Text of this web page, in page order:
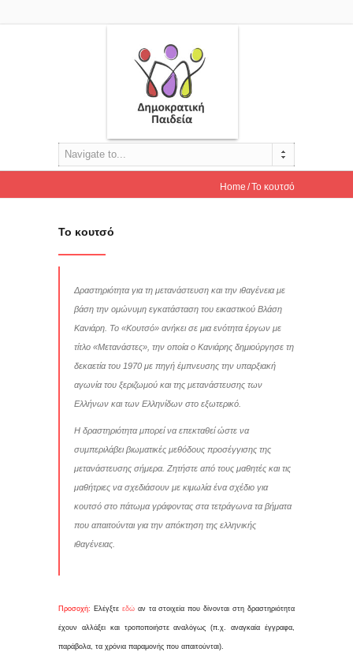
Navigate to...
Home Το κουτσό
Το κουτσό
Δραστηριότητα για τη μετανάστευση και την ιθαγένεια με
βάση την ομώνυμη εγκατάσταση του εικαστικού Βλάση
Κανιάρη. Το «Κουτσό» ανήκει σε μια ενότητα έργων με
τίτλο «Μετανάστες», την οποία ο Κανιάρης δημιούργησε τη
δεκαετία του 1970 με πηγή έμπνευσης την υπαρξιακή
αγωνία του ξεριζωμού και της μετανάστευσης των
Ελλήνων και των Ελληνίδων στο εξωτερικό.
Η δραστηριότητα μπορεί να επεκταθεί ώστε να
συμπεριλάβει βιωματικές μεθόδους προσέγγισης της
μετανάστευσης σήμερα. Ζητήστε από τους μαθητές και τις
μαθήτριες να σχεδιάσουν με κιμωλία ένα σχέδιο για
κουτσό στο πάτωμα γράφοντας στα τετράγωνα τα βήματα
που απαιτούνται για την απόκτηση της ελληνικής
ιθαγένειας.
Προσοχή: Ελέγξτε εδώαν τα στοιχεία που δίνονται στη δραστηριότητα
έχουν αλλάξει και τροποποιήστε αναλόγως (π.χ. αναγκαία έγγραφα,
παράβολα, τα χρόνια παραμονής που απαιτούνται).